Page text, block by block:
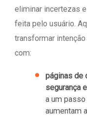
eliminar incertezas
feita pelo usuário.
transformar
com:
páginas de
segurança
a um
aumentam